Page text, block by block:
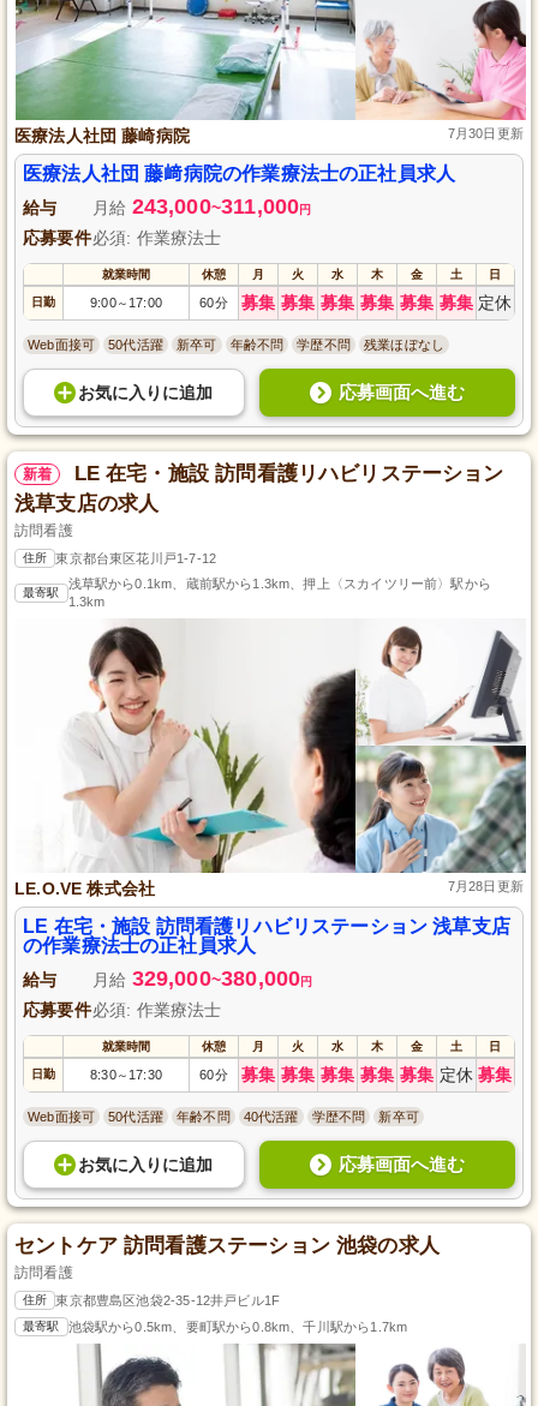
医療法人社団 藤崎病院 7月30日更新
医療法人社団 藤﨑病院の作業療法士の正社員求人
給与 月給 243,000~311,000円
応募要件必須: 作業療法士
就業時間 休憩 月 火 水 木 金 土 日
日勤 9:00～ 17:00 60分 募集 募集 募集 募集 募集 募集 定休
Web面接可 50代活躍 新卒可 年齢不問 学歴不問 残業ほぼなし
お気に入り に追加 応募画面へ進む
新着
LE 在宅・施設 訪問看護リハビリステーション
浅草支店の求人
訪問看護
住所 東京都台東区花川戸1-7-12
最寄駅
浅草駅から0.1km、蔵前駅から1.3km、押上〈スカイツリー前〉駅から
1.3km
LE.O.VE 株式会社 7月28日更新
LE 在宅・施設 訪問看護リハビリステーション 浅草支店
の作業療法士の正社員求人
給与 月給 329,000~380,000円
応募要件必須: 作業療法士
就業時間 休憩 月 火 水 木 金 土 日
日勤 8:30～ 17:30 60分 募集 募集 募集 募集 募集 定休 募集
Web面接可 50代活躍 年齢不問 40代活躍 学歴不問 新卒可
お気に入り に追加 応募画面へ進む
セントケア 訪問看護ステーション 池袋の求人
訪問看護
住所 東京都豊島区池袋2-35-12井戸ビル1F
最寄駅 池袋駅から0.5km、要町駅から0.8km、千川駅から1.7km